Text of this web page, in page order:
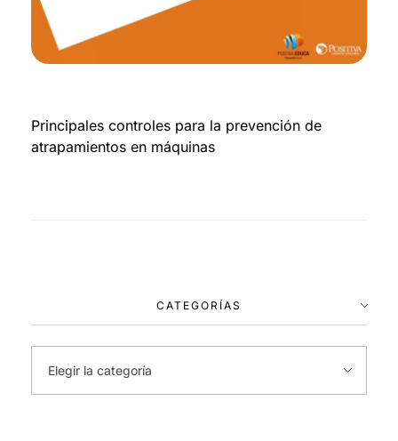
Principales controles para la prevención de
atrapamientos en máquinas
CATEGORÍAS